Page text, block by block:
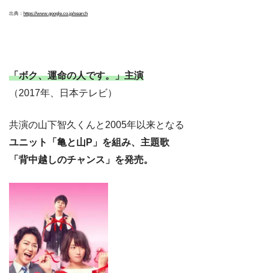
出典： https://www.google.co.jp/search
「ボク、運命の人です。」主演
（2017年、日本テレビ）
共演の山下智久くんと2005年以来となる
ユニット「亀と山P」を組み、主題歌
「背中越しのチャンス」を発売。